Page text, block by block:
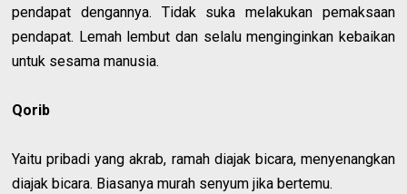
pendapat dengannya. Tidak suka melakukan pemaksaan
pendapat. Lemah lembut dan selalu menginginkan kebaikan
untuk sesama manusia.
Qorib
Yaitu pribadi yang akrab, ramah diajak bicara, menyenangkan
diajak bicara. Biasanya murah senyum jika bertemu.